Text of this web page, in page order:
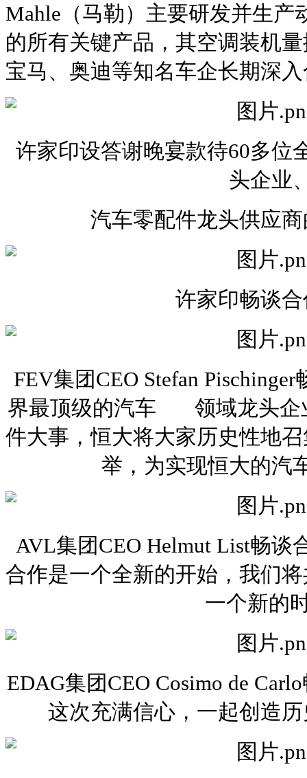
Mahle（马勒）主要研发并生产
的所有关键产品，其空调装机
宝马、奥迪等知名车企长期深
许家印设答谢晚宴款待60多位
头企业
汽车零配件龙头供应
许家印畅谈
FEV集团CEO Stefan
界最顶级的汽车 领域龙头企
件大事，恒大将大家历史性地
举，为实现恒大的汽
AVL集团CEO Helmut List畅谈
合作是一个全新的开始，我们
一个新的
EDAG集团CEO Cosimo de
这次充满信心，一起创造